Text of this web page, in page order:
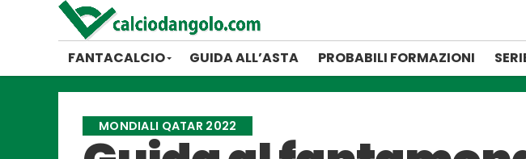
FANTACALCIO GUIDA ALL’ASTA PROBABILI FORMAZIONI
MONDIALI QATAR 2022